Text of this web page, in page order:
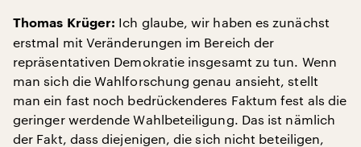
Thomas Krüger: Ich glaube, wir haben es zunächst
erstmal mit Veränderungen im Bereich der
repräsentativen Demokratie insgesamt zu tun. Wenn
man sich die Wahlforschung genau ansieht, stellt
man ein fast noch bedrückenderes Faktum fest als die
geringer werdende Wahlbeteiligung. Das ist nämlich
der Fakt, dass diejenigen, die sich nicht beteiligen,